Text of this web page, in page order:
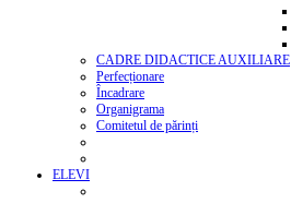
CADRE DIDACTICE AUXILIARE
Perfecționare
Încadrare
Organigrama
Comitetul de părinți
ELEVI